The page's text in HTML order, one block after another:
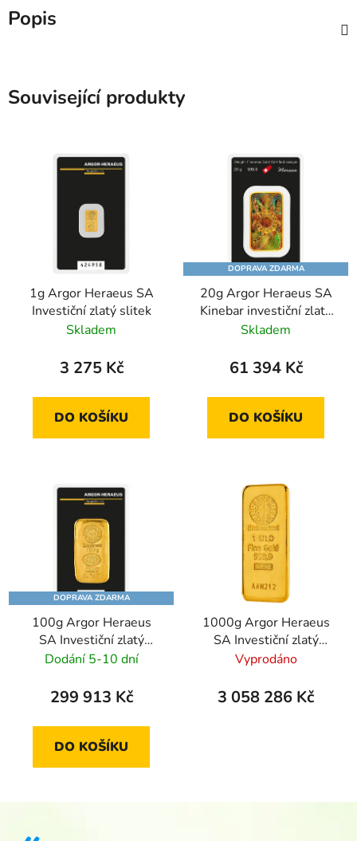
Popis
Související produkty
1g Argor Heraeus SA
Investiční zlatý slitek
Skladem
3 275 Kč
DO KOŠÍKU
DOPRAVA ZDARMA
20g Argor Heraeus SA
Kinebar investiční zlatý
slitek
Skladem
61 394 Kč
DO KOŠÍKU
DOPRAVA ZDARMA
100g Argor Heraeus
SA Investiční zlatý
slitek - litý
Dodání 5-10 dní
299 913 Kč
DO KOŠÍKU
1000g Argor Heraeus
SA Investiční zlatý
slitek - litý
Vyprodáno
3 058 286 Kč